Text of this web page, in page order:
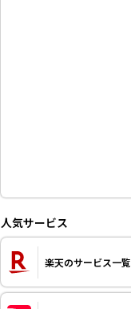
人気サービス
楽天のサービス一覧